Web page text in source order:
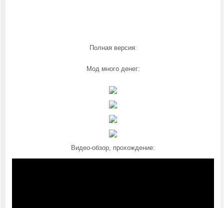
Полная версия:
Мод много денег:
Видео-обзор, прохождение: